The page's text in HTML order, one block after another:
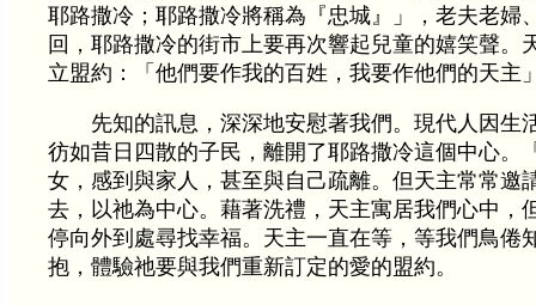
耶路撒冷；耶路撒冷將稱為『忠城』」，老夫老婦
回，耶路撒冷的街市上要再次響起兒童的嬉笑聲。
立盟約：「他們要作我的百姓，我要作他們的天主
先知的訊息，深深地安慰著我們。現代人因生
彷如昔日四散的子民，離開了耶路撒冷這個中心。
女，感到與家人，甚至與自己疏離。但天主常常邀
去，以祂為中心。藉著洗禮，天主寓居我們心中，
停向外到處尋找幸福。天主一直在等，等我們鳥倦
抱，體驗祂要與我們重新訂定的愛的盟約。